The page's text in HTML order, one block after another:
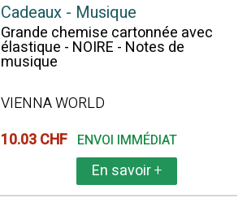
Cadeaux - Musique
Grande chemise cartonnée avec
élastique - NOIRE - Notes de
musique
VIENNA WORLD
10.03 CHF ENVOI IMMÉDIAT
En savoir+